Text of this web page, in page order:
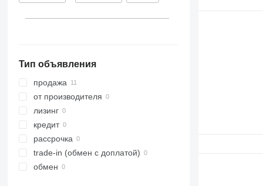
Тип объявления
продажа
от производителя
лизинг
кредит
рассрочка
trade-in (обмен с доплатой)
обмен